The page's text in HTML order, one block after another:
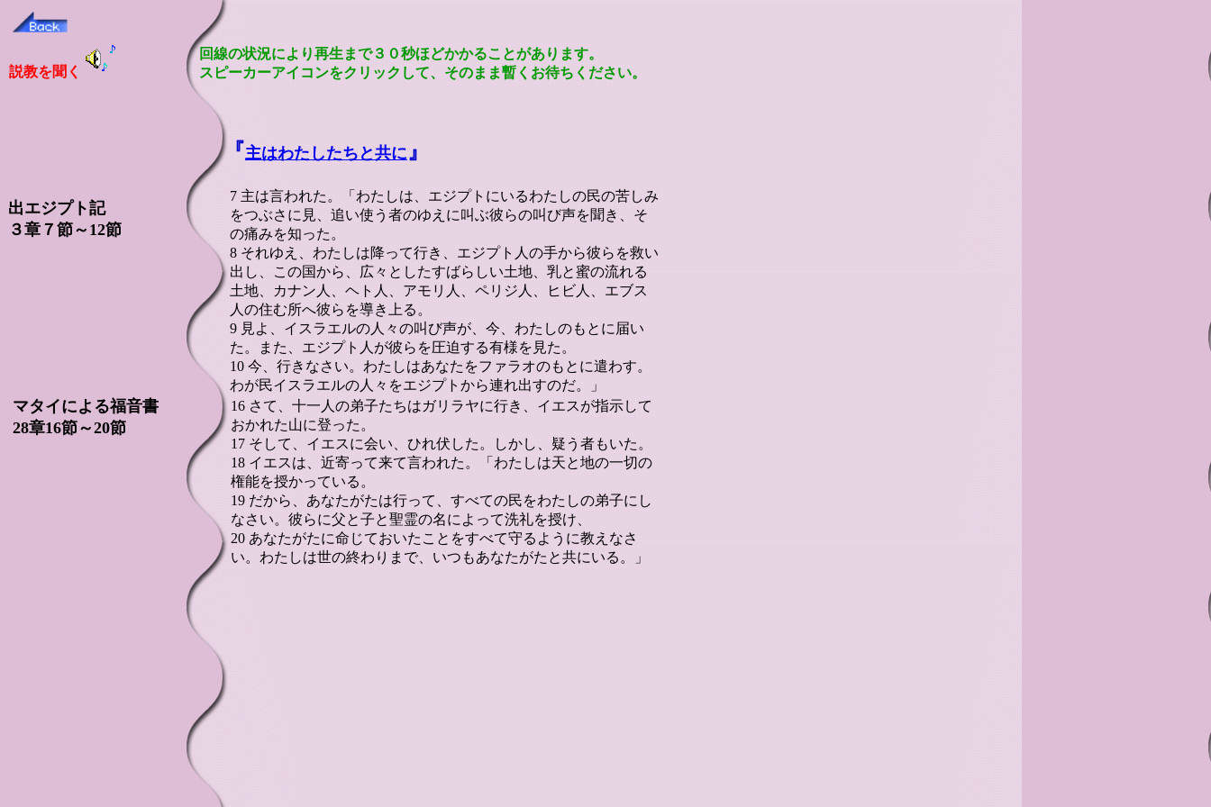
出エジプト記
３章７節～12節
7 主は言われた。「わたしは、エジプトにいるわたしの民の苦しみ
をつぶさに見、追い使う者のゆえに叫ぶ彼らの叫び声を聞き、そ
の痛みを知った。
8 それゆえ、わたしは降って行き、エジプト人の手から彼らを救い
出し、この国から、広々としたすばらしい土地、乳と蜜の流れる
土地、カナン人、ヘト人、アモリ人、ペリジ人、ヒビ人、エブス
人の住む所へ彼らを導き上る。
9 見よ、イスラエルの人々の叫び声が、今、わたしのもとに届い
た。また、エジプト人が彼らを圧迫する有様を見た。
10 今、行きなさい。わたしはあなたをファラオのもとに遣わす。
わが民イスラエルの人々をエジプトから連れ出すのだ。」
マタイによる福音書
28章16節～20節
説教を聞く
『主はわたしたちと共に』
16 さて、十一人の弟子たちはガリラヤに行き、イエスが指示して
おかれた山に登った。
17 そして、イエスに会い、ひれ伏した。しかし、疑う者もいた。
18 イエスは、近寄って来て言われた。「わたしは天と地の一切の
権能を授かっている。
19 だから、あなたがたは行って、すべての民をわたしの弟子にし
なさい。彼らに父と子と聖霊の名によって洗礼を授け、
20 あなたがたに命じておいたことをすべて守るように教えなさ
い。わたしは世の終わりまで、いつもあなたがたと共にいる。」
回線の状況により再生まで３０秒ほどかかることがあります。
スピーカーアイコンをクリックして、そのまま暫くお待ちください。